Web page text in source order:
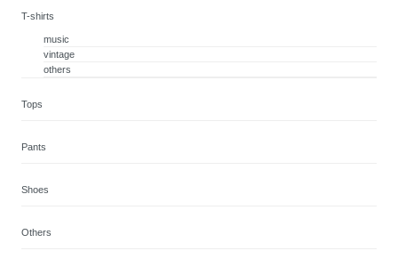
T-shirts
music
vintage
others
Tops
Pants
Shoes
Others